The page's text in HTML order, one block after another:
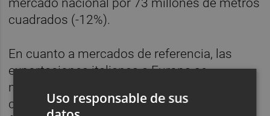
cuadrados (-12%).
En cuanto a mercados de referencia, las
exportaciones italianas a Europa se
mantuvieron sustancialmente estables,
cubriendo más de 2/3 de las exportaciones,
Uso responsable de sus